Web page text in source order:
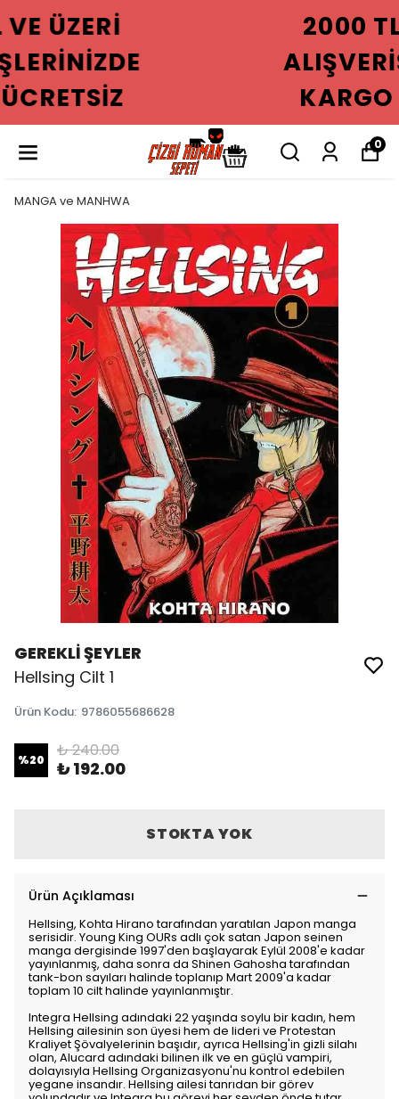
2000 TL VE ÜZERI
ALIŞVERIŞLERINIZDE
KARGO ÜCRETSIZ
0
MANGA ve MANHWA
GEREKLİ ŞEYLER
Hellsing Cilt 1
Ürün Kodu: 9786055686628
%20 ₺ 240.00
₺ 192.00
STOKTA YOK
Ürün Açıklaması
Hellsing, Kohta Hirano tarafından yaratılan Japon manga
serisidir. Young King OURs adlı çok satan Japon seinen
manga dergisinde 1997'den başlayarak Eylül 2008'e kadar
yayınlanmış, daha sonra da Shinen Gahosha tarafından
tank-bon sayıları halinde toplanıp Mart 2009'a kadar
toplam 10 cilt halinde yayınlanmıştır.
Integra Hellsing adındaki 22 yaşında soylu bir kadın, hem
Hellsing ailesinin son üyesi hem de lideri ve Protestan
Kraliyet Şövalyelerinin başıdır, ayrıca Hellsing'in gizli silahı
olan, Alucard adındaki bilinen ilk ve en güçlü vampiri,
dolayısıyla Hellsing Organizasyonu'nu kontrol edebilen
yegane insandır. Hellsing ailesi tanrıdan bir görev